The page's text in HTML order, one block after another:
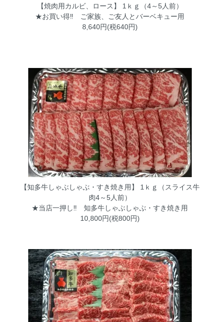
【焼肉用カルビ、ロース】 1ｋｇ（4～5人前）
★お買い得‼ ご家族、ご友人とバーベキュー用
8,640円(税640円)
【知多牛しゃぶしゃぶ・すき焼き用】 1ｋｇ（スライス牛
肉4～5人前）
★当店一押し‼ 知多牛しゃぶしゃぶ・すき焼き用
10,800円(税800円)